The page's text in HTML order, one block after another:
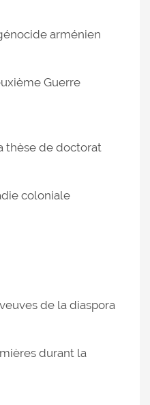
arménien
Guerre
thèse de doctorat
coloniale
de la diaspora
durant la